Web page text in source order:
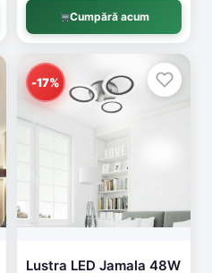
Cumpără acum
-17%
Lustra LED Jamala 48W